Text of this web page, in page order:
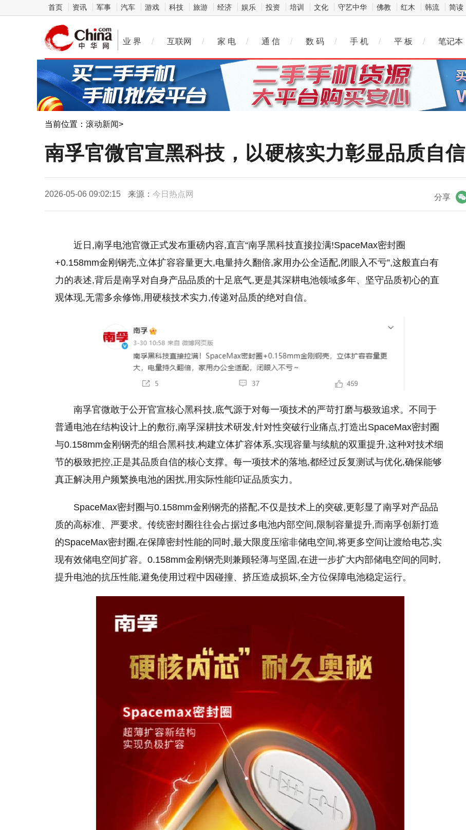
首页 资讯 军事 汽车 游戏 科技 旅游 经济 娱乐 投资 培训 文化 守艺中华 佛教 红木 韩流 简读
业 界 / 互联网 / 家 电 / 通 信 / 数 码 / 手 机 / 平 板 / 笔记本
当前位置： 滚动新闻>
​南孚官微官宣黑科技，以硬核实力彰显品质自信
2026-05-06 09:02:15 来源： 今日热点网 分享
近日,南孚电池官微正式发布重磅内容,直言“南孚黑科技直接拉满!SpaceMax密封圈
+0.158mm金刚钢壳,立体扩容容量更大,电量持久翻倍,家用办公全适配,闭眼入不亏”,这般直白有
力的表述,背后是南孚对自身产品品质的十足底气,更是其深耕电池领域多年、坚守品质初心的直
观体现,无需多余修饰,用硬核技术实力,传递对品质的绝对自信。
南孚官微敢于公开官宣核心黑科技,底气源于对每一项技术的严苛打磨与极致追求。不同于
普通电池在结构设计上的敷衍,南孚深耕技术研发,针对性突破行业痛点,打造出SpaceMax密封圈
与0.158mm金刚钢壳的组合黑科技,构建立体扩容体系,实现容量与续航的双重提升,这种对技术细
节的极致把控,正是其品质自信的核心支撑。每一项技术的落地,都经过反复测试与优化,确保能够
真正解决用户频繁换电池的困扰,用实际性能印证品质实力。
SpaceMax密封圈与0.158mm金刚钢壳的搭配,不仅是技术上的突破,更彰显了南孚对产品品
质的高标准、严要求。传统密封圈往往会占据过多电池内部空间,限制容量提升,而南孚创新打造
的SpaceMax密封圈,在保障密封性能的同时,最大限度压缩非储电空间,将更多空间让渡给电芯,实
现有效储电空间扩容。0.158mm金刚钢壳则兼顾轻薄与坚固,在进一步扩大内部储电空间的同时,
提升电池的抗压性能,避免使用过程中因碰撞、挤压造成损坏,全方位保障电池稳定运行。